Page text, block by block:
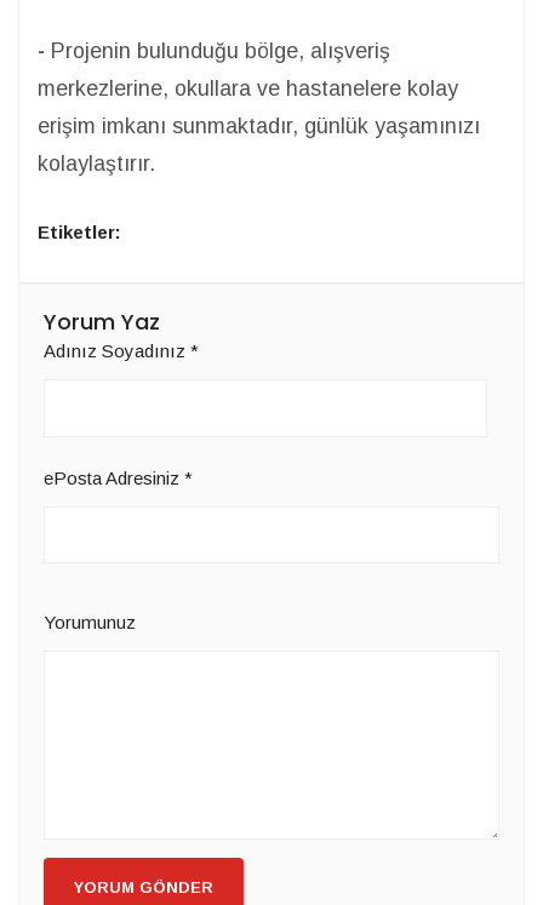
- Projenin bulunduğu bölge, alışveriş
merkezlerine, okullara ve hastanelere kolay
erişim imkanı sunmaktadır, günlük yaşamınızı
kolaylaştırır.
Etiketler:
Yorum Yaz
Adınız Soyadınız *
ePosta Adresiniz *
Yorumunuz
YORUM GÖNDER